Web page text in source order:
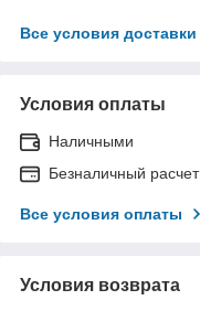
Все условия доставки
Условия оплаты
Наличными
Безналичный расчет
Все условия оплаты
Условия возврата